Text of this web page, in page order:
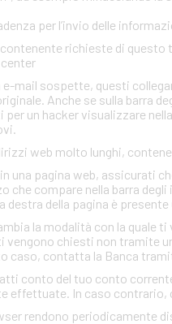
per l’invio delle
contenente richieste di
e-mail sospette, questi
Anche se sulla barra
un hacker visualizzare
web molto lunghi,
una pagina web, assicurati
che compare nella barra
destra della pagina è
la modalità con la quale
vengono chiesti non tramite
caso, contatta la Banca
conto del tuo conto
effettuate. In caso
rendono periodicamente